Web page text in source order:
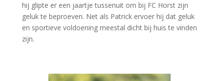
hij glipte er een jaartje tussenuit om bij FC Horst zijn
geluk te beproeven. Net als Patrick ervoer hij dat geluk
en sportieve voldoening meestal dicht bij huis te vinden
zijn.